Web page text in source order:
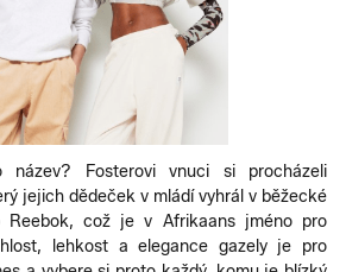
Fosterovi vnuci si procházeli
jejich dědeček v mládí vyhrál v běžecké
Reebok, což je v Afrikaans jméno pro
lehkost a elegance gazely je pro